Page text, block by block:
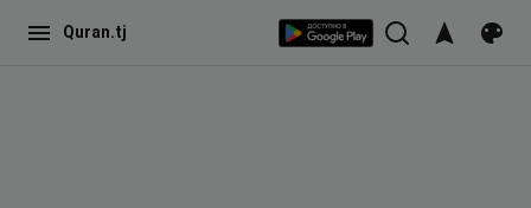
Quran.tj